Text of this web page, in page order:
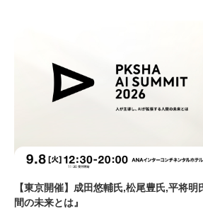
【東京開催】成田悠輔氏,松尾豊氏,平将
間の未来とは』